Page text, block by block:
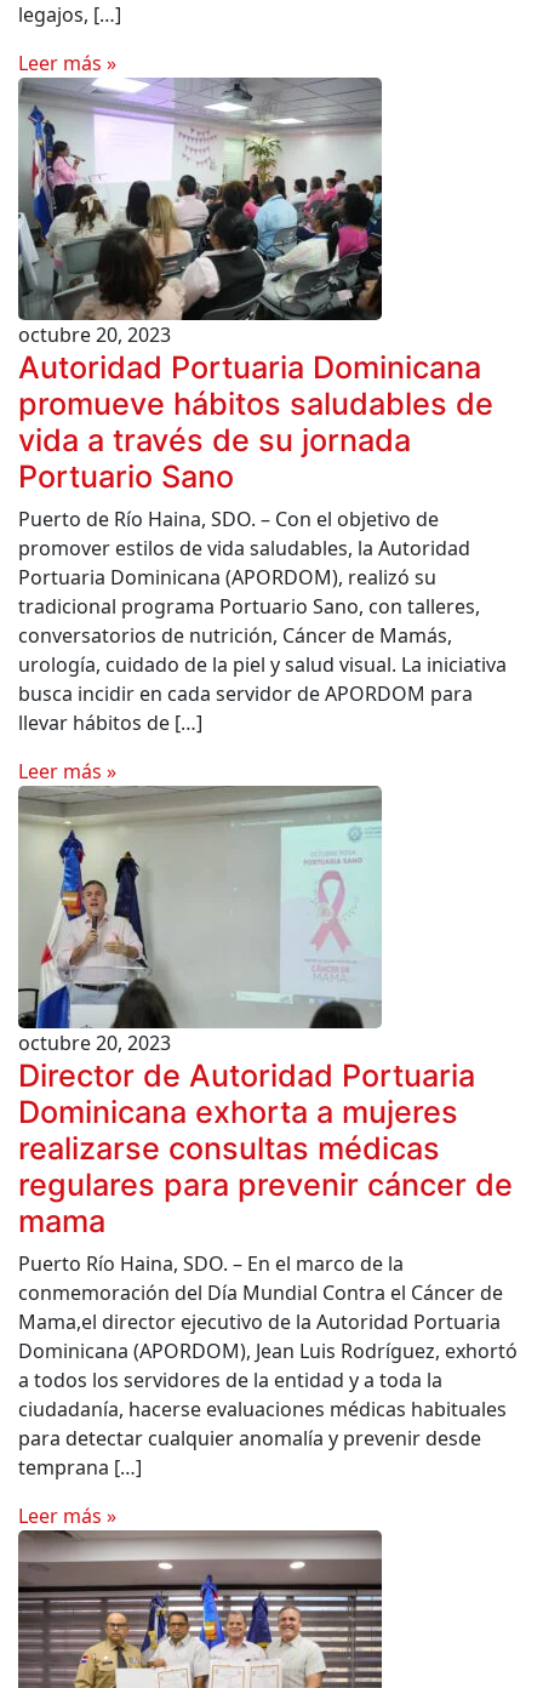
legajos, […]
Leer más »
octubre 20, 2023
Autoridad Portuaria Dominicana
promueve hábitos saludables de
vida a través de su jornada
Portuario Sano
Puerto de Río Haina, SDO. – Con el objetivo de
promover estilos de vida saludables, la Autoridad
Portuaria Dominicana (APORDOM), realizó su
tradicional programa Portuario Sano, con talleres,
conversatorios de nutrición, Cáncer de Mamás,
urología, cuidado de la piel y salud visual. La iniciativa
busca incidir en cada servidor de APORDOM para
llevar hábitos de […]
Leer más »
octubre 20, 2023
Director de Autoridad Portuaria
Dominicana exhorta a mujeres
realizarse consultas médicas
regulares para prevenir cáncer de
mama
Puerto Río Haina, SDO. – En el marco de la
conmemoración del Día Mundial Contra el Cáncer de
Mama,el director ejecutivo de la Autoridad Portuaria
Dominicana (APORDOM), Jean Luis Rodríguez, exhortó
a todos los servidores de la entidad y a toda la
ciudadanía, hacerse evaluaciones médicas habituales
para detectar cualquier anomalía y prevenir desde
temprana […]
Leer más »